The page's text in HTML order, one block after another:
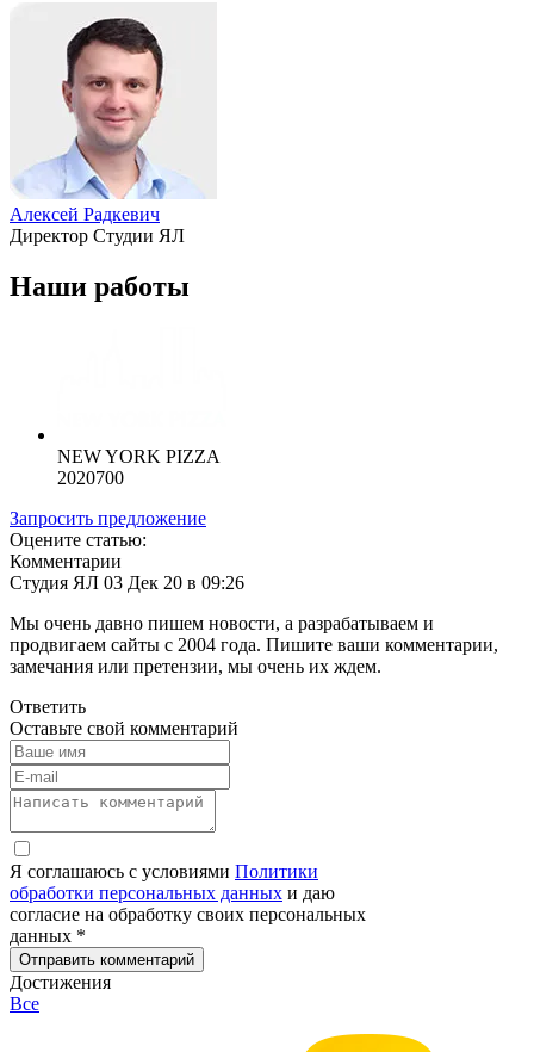
Алексей Радкевич
Директор Студии ЯЛ
Наши работы
NEW YORK PIZZA
2020700
Запросить предложение
Оцените статью:
Комментарии
Студия ЯЛ 03 Дек 20 в 09:26
Мы очень давно пишем новости, а разрабатываем и
продвигаем сайты с 2004 года. Пишите ваши комментарии,
замечания или претензии, мы очень их ждем.
Ответить
Оставьте свой комментарий
Я соглашаюсь с условиями Политики
обработки персональных данных и даю
согласие на обработку своих персональных
данных *
Отправить комментарий
Достижения
Все